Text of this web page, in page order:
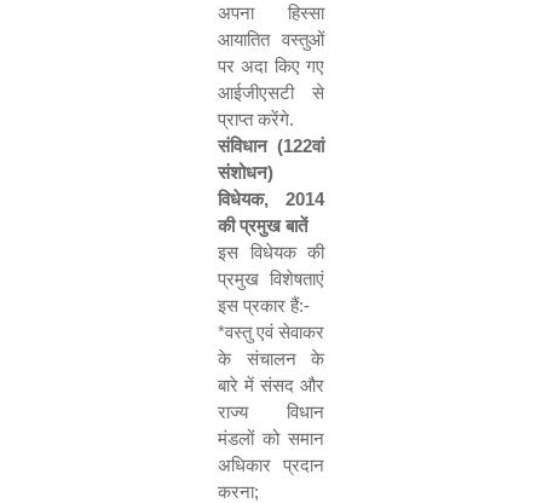
अपना हिस्सा
आयातित वस्तुओं
पर अदा किए गए
आईजीएसटी से
प्राप्त करेंगे.
संविधान (122वां
संशोधन)
विधेयक, 2014
की प्रमुख बातें
इस विधेयक की
प्रमुख विशेषताएं
इस प्रकार हैं:-
*वस्तु एवं सेवाकर
के संचालन के
बारे में संसद और
राज्य विधान
मंडलों को समान
अधिकार प्रदान
करना;